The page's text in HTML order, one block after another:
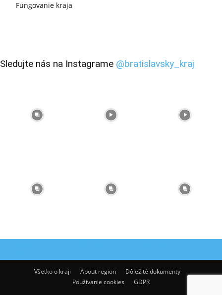
Fungovanie kraja
Sledujte nás na Instagrame @bratislavsky_kraj
Všetko o kraji
About region
Dôležité dokumenty
Používanie cookies
GDPR